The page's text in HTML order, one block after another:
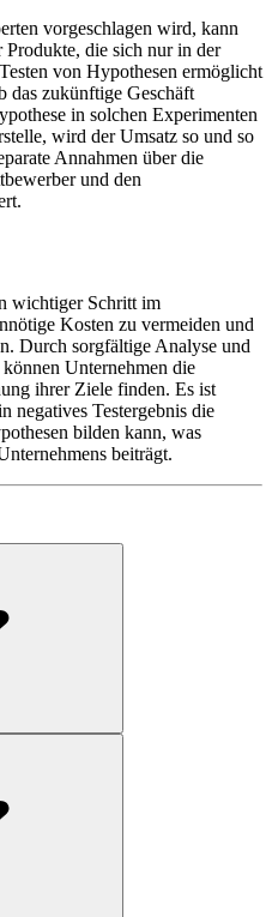
vorgeschlagen wird, kann
Produkte, die sich nur in der
von Hypothesen ermöglicht
das zukünftige Geschäft
in solchen Experimenten
wird der Umsatz so und so
Annahmen über die
und den
wichtiger Schritt im
Kosten zu vermeiden und
Durch sorgfältige Analyse und
Unternehmen die
ihrer Ziele finden. Es ist
negatives Testergebnis die
bilden kann, was
beiträgt.